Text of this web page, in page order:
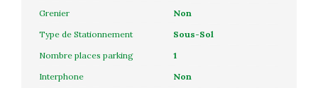
Grenier
Non
Type de Stationnement
Sous-Sol
Nombre places parking
1
Interphone
Non